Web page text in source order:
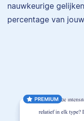
nauwkeurige
percentage van